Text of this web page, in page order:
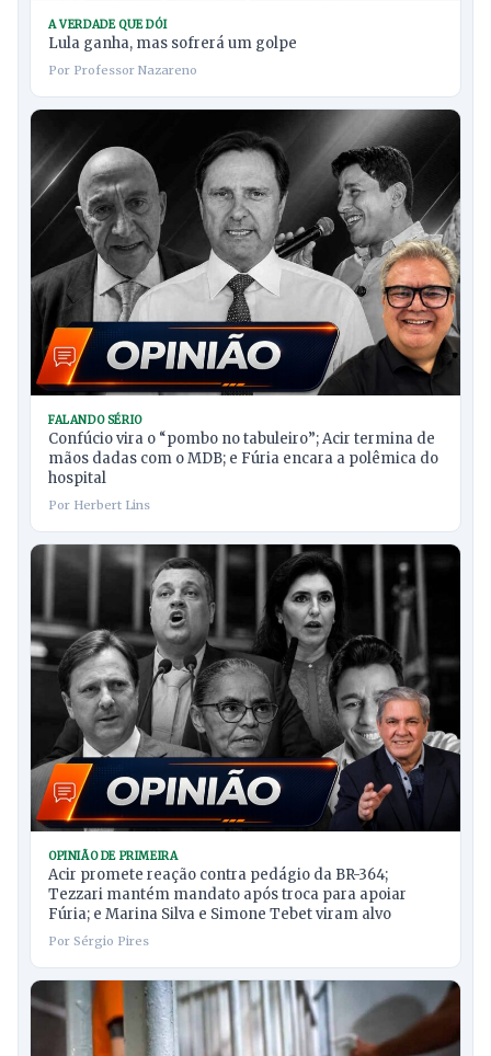
A VERDADE QUE DÓI
Lula ganha, mas sofrerá um golpe
Por Professor Nazareno
FALANDO SÉRIO
Confúcio vira o “pombo no tabuleiro”; Acir termina de
mãos dadas com o MDB; e Fúria encara a polêmica do
hospital
Por Herbert Lins
OPINIÃO DE PRIMEIRA
Acir promete reação contra pedágio da BR-364;
Tezzari mantém mandato após troca para apoiar
Fúria; e Marina Silva e Simone Tebet viram alvo
Por Sérgio Pires